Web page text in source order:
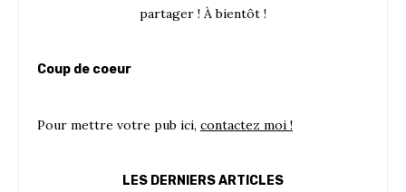
partager ! À bientôt !
Coup de coeur
Pour mettre votre pub ici, contactez moi !
LES DERNIERS ARTICLES